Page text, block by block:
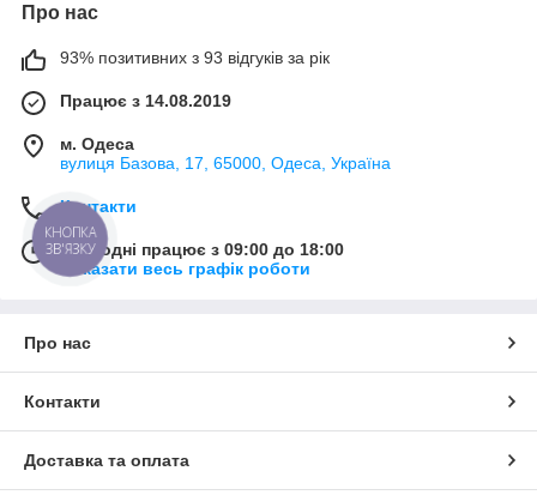
Про нас
93% позитивних з 93 відгуків за рік
Працює з 14.08.2019
м. Одеса
вулиця Базова, 17, 65000, Одеса, Україна
Контакти
Сьогодні працює з 09:00 до 18:00
Показати весь графік роботи
Про нас
Контакти
Доставка та оплата
КНОПКА
ЗВ'ЯЗКУ